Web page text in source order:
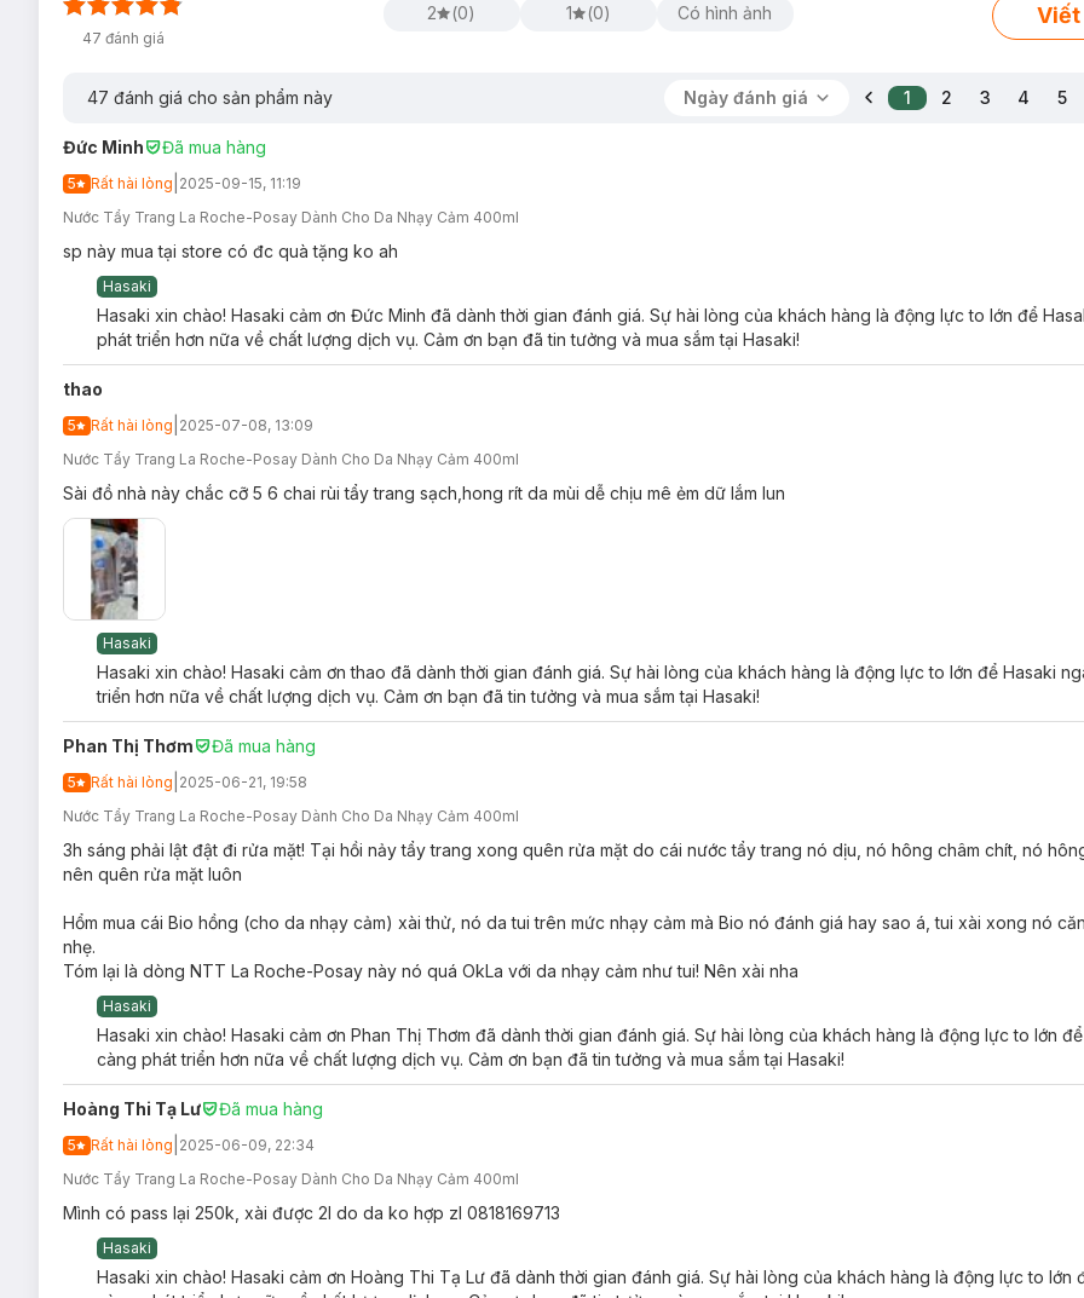
Không paraben / Không chất tạo màu / Không cồn / Không chứa xà phòng.
Duy trì độ pH tự nhiên của da nên an toàn với mọi loại da, kể cả da nhạy cảm.
47 đánh giá
2
(0) 1 (0) Có hình ảnh Viết
47 đánh giá cho sản phẩm này Ngày đánh giá 1 2 3 4 5
Đức Minh Đã mua hàng
5 Rất hài lòng 2025-09-15, 11:19
Nước Tẩy Trang La Roche-Posay Dành Cho Da Nhạy Cảm 400ml
sp này mua tại store có đc quà tặng ko ah
Hasaki
Hasaki xin chào! Hasaki cảm ơn Đức Minh đã dành thời gian đánh giá. Sự hài lòng của khách hàng là động lực to lớn để
phát triển hơn nữa về chất lượng dịch vụ. Cảm ơn bạn đã tin tưởng và mua sắm tại Hasaki!
thao
5 Rất hài lòng 2025-07-08, 13:09
Nước Tẩy Trang La Roche-Posay Dành Cho Da Nhạy Cảm 400ml
Sài đồ nhà này chắc cỡ 5 6 chai rùi tẩy trang sạch,hong rít da mùi dễ chịu mê ẻm dữ lắm lun
Hasaki
Hasaki xin chào! Hasaki cảm ơn thao đã dành thời gian đánh giá. Sự hài lòng của khách hàng là động lực to lớn để Hasaki
triển hơn nữa về chất lượng dịch vụ. Cảm ơn bạn đã tin tưởng và mua sắm tại Hasaki!
Phan Thị Thơm Đã mua hàng
5 Rất hài lòng 2025-06-21, 19:58
Nước Tẩy Trang La Roche-Posay Dành Cho Da Nhạy Cảm 400ml
3h sáng phải lật đật đi rửa mặt! Tại hồi nảy tẩy trang xong quên rửa mặt do cái nước tẩy trang nó dịu, nó hông châm chít, nó
nên quên rửa mặt luôn
Hổm mua cái Bio hồng (cho da nhạy cảm) xài thử, nó da tui trên mức nhạy cảm mà Bio nó đánh giá hay sao á, tui xài xong nó
nhẹ.
Tóm lại là dòng NTT La Roche-Posay này nó quá OkLa với da nhạy cảm như tui! Nên xài nha
Hasaki
Hasaki xin chào! Hasaki cảm ơn Phan Thị Thơm đã dành thời gian đánh giá. Sự hài lòng của khách hàng là động lực to lớn
càng phát triển hơn nữa về chất lượng dịch vụ. Cảm ơn bạn đã tin tưởng và mua sắm tại Hasaki!
Hoàng Thi Tạ Lư Đã mua hàng
5 Rất hài lòng 2025-06-09, 22:34
Nước Tẩy Trang La Roche-Posay Dành Cho Da Nhạy Cảm 400ml
Mình có pass lại 250k, xài được 2l do da ko hợp zl 0818169713
Hasaki
Hasaki xin chào! Hasaki cảm ơn Hoàng Thi Tạ Lư đã dành thời gian đánh giá. Sự hài lòng của khách hàng là động lực to lớn